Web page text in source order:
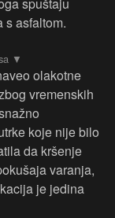
spuštaju
s asfaltom.
olakotne
vremenskih
koje nije bilo
da kršenje
varanja,
je jedina